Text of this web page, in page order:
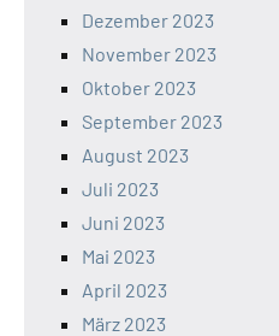
Dezember 2023
November 2023
Oktober 2023
September 2023
August 2023
Juli 2023
Juni 2023
Mai 2023
April 2023
März 2023